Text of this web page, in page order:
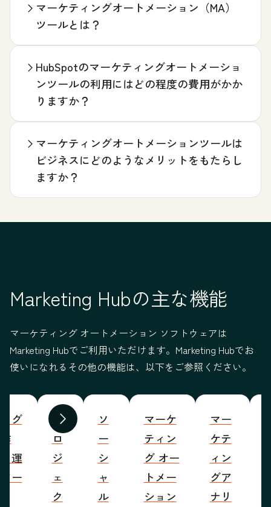
マーケティングオートメーション（MA）
ツールとは？
HubSpotのマーケティングオートメーショ
ンツールの利用にはどの程度の費用がかか
りますか？
マーケティングオートメーションツールは
ビジネスにどのようなメリットをもたらし
ますか？
Marketing Hubの主な機能
マーケティング オートメーション ソフトウェアは
Marketing Hubでご利用いただけます。Marketing Hubでお
使いになれるその他の機能は、以下をご参照ください。
前へ 次へ
グ
運
ー
プ
ロ
ジ
ェ
ク
ソ
ー
シ
ャ
ル
マーケ
ティン
グ オー
トメー
ション
マー
ケテ
ィン
グア
ナリ